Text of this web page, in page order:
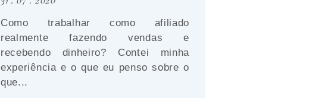
Como trabalhar como afiliado
realmente fazendo vendas e
recebendo dinheiro? Contei minha
experiência e o que eu penso sobre o
que...